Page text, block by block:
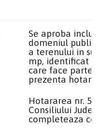
Se aproba
domeniul public
a terenului in
mp, identificat
care face parte
prezenta
Hotararea nr.
Consiliului
completeaza